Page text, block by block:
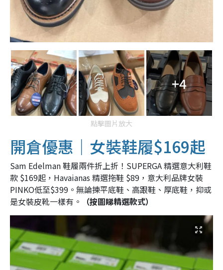
+4
點擊圖片放大
開倉優惠｜女裝鞋履$169起
Sam Edelman 鞋履兩件折上折！SUPERGA 精選意大利鞋
款 $169起，Havaianas 精選拖鞋 $89，意大利品牌女裝
PINKO低至$399。無論揀平底鞋、高跟鞋、厚底鞋，抑或
是女裝皮靴一樣有。
（按圖睇精選款式）